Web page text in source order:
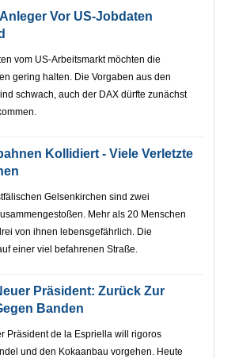
Vor US-Jobdaten
vom US-Arbeitsmarkt möchten die
gering halten. Die Vorgaben aus den
schwach, auch der DAX dürfte zunächst
Kollidiert - Viele Verletzte
Gelsenkirchen sind zwei
Mehr als 20 Menschen
von ihnen lebensgefährlich. Die
einer viel befahrenen Straße.
Präsident: Zurück Zur
Banden
Präsident de la Espriella will rigoros
und den Kokaanbau vorgehen. Heute